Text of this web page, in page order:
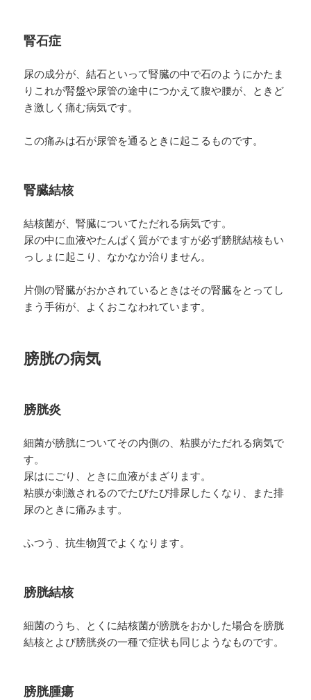
腎石症
尿の成分が、結石といって腎臓の中で石のようにかたま
りこれが腎盤や尿管の途中につかえて腹や腰が、ときど
き激しく痛む病気です。
この痛みは石が尿管を通るときに起こるものです。
腎臓結核
結核菌が、腎臓についてただれる病気です。
尿の中に血液やたんぱく質がでますが必ず膀胱結核もい
っしょに起こり、なかなか治りません。
片側の腎臓がおかされているときはその腎臓をとってし
まう手術が、よくおこなわれています。
膀胱の病気
膀胱炎
細菌が膀胱についてその内側の、粘膜がただれる病気で
す。
尿はにごり、ときに血液がまざります。
粘膜が刺激されるのでたびたび排尿したくなり、また排
尿のときに痛みます。
ふつう、抗生物質でよくなります。
膀胱結核
細菌のうち、とくに結核菌が膀胱をおかした場合を膀胱
結核とよび膀胱炎の一種で症状も同じようなものです。
膀胱腫瘍